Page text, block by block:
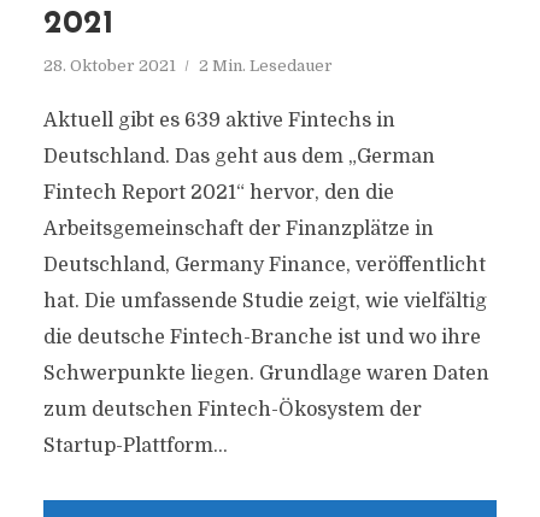
2021
28. Oktober 2021 2 Min. Lesedauer
Aktuell gibt es 639 aktive Fintechs in
Deutschland. Das geht aus dem „German
Fintech Report 2021“ hervor, den die
Arbeitsgemeinschaft der Finanzplätze in
Deutschland, Germany Finance, veröffentlicht
hat. Die umfassende Studie zeigt, wie vielfältig
die deutsche Fintech-Branche ist und wo ihre
Schwerpunkte liegen. Grundlage waren Daten
zum deutschen Fintech-Ökosystem der
Startup-Plattform...